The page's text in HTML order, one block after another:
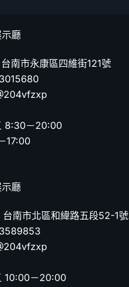
廳
南市永康區四維街121號
8:30－20:00
17:00
廳
南市北區和緯路五段52-1號
10:00－20:00